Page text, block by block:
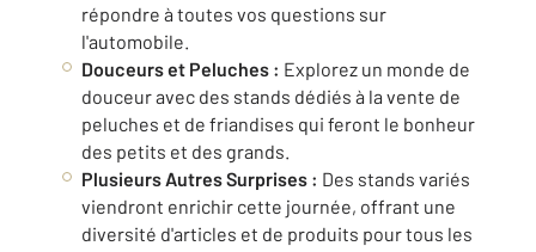
répondre à toutes vos questions sur
l'automobile.
Douceurs et Peluches : Explorez un monde de
douceur avec des stands dédiés à la vente de
peluches et de friandises qui feront le bonheur
des petits et des grands.
Plusieurs Autres Surprises : Des stands variés
viendront enrichir cette journée, offrant une
diversité d'articles et de produits pour tous les